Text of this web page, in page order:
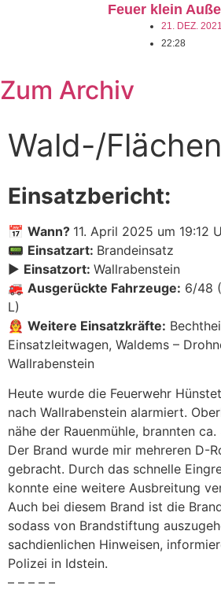
Feuer klein
21. DEZ. 2021
22:28
Zum Archiv
Wald-/
Einsatzbericht:
📅 Wann? 11. April 2025 um 19:12
📟 Einsatzart: Brandeinsatz
▶️ Einsatzort: Wallrabenstein
🚒 Ausgerückte Fahrzeuge: 6/48
L)
👨‍🚒 Weitere Einsatzkräfte:
Einsatzleitwagen, Waldems –
Wallrabenstein
Heute wurde die Feuerwehr
nach Wallrabenstein alarmiert.
nähe der Rauenmühle, brannten
Der Brand wurde mir mehreren D-
gebracht. Durch das schnelle
konnte eine weitere Ausbreitung
Auch bei diesem Brand ist die
sodass von Brandstiftung
sachdienlichen Hinweisen,
Polizei in Idstein.
– – – – –